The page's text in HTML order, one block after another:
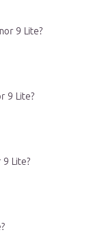
9 Lite?
9 Lite?
Lite?